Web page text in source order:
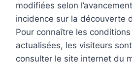
modifiées selon
incidence sur la découverte
Pour connaître les conditions
actualisées, les visiteurs
consulter le site internet du